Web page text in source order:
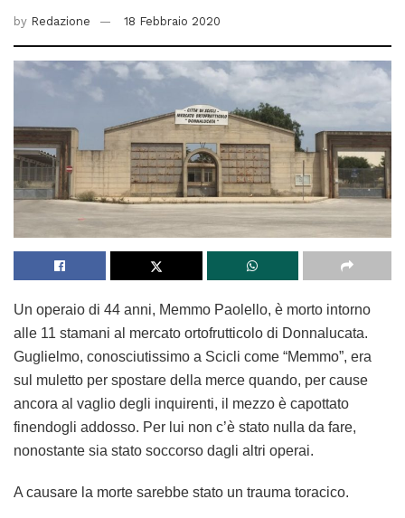
by Redazione 18 Febbraio 2020
Un operaio di 44 anni, Memmo Paolello, è morto intorno
alle 11 stamani al mercato ortofrutticolo di Donnalucata.
Guglielmo, conosciutissimo a Scicli come “Memmo”, era
sul muletto per spostare della merce quando, per cause
ancora al vaglio degli inquirenti, il mezzo è capottato
finendogli addosso. Per lui non c’è stato nulla da fare,
nonostante sia stato soccorso dagli altri operai.
A causare la morte sarebbe stato un trauma toracico.